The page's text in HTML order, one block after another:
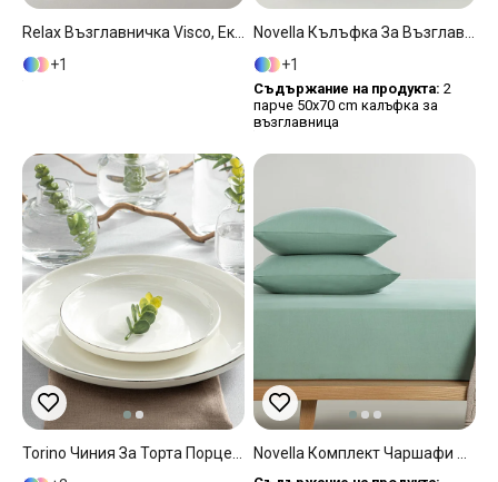
1
1
Съдържание на продукта: 2
парче 50x70 cm калъфка за
възглавница